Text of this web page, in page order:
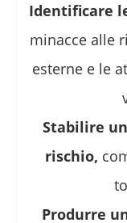
Identificare
minacce alle
esterne e le
Stabilire
rischio,
Produrre